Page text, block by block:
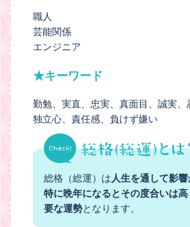
職人
芸能関係
エンジニア
★キーワード
勤勉 実直 忠実 真面目 誠実
独立心
責任感 負けず嫌い
総格（総運）は 人生を通して影響
特に晩年になるとその度合いは
要な運勢となります。